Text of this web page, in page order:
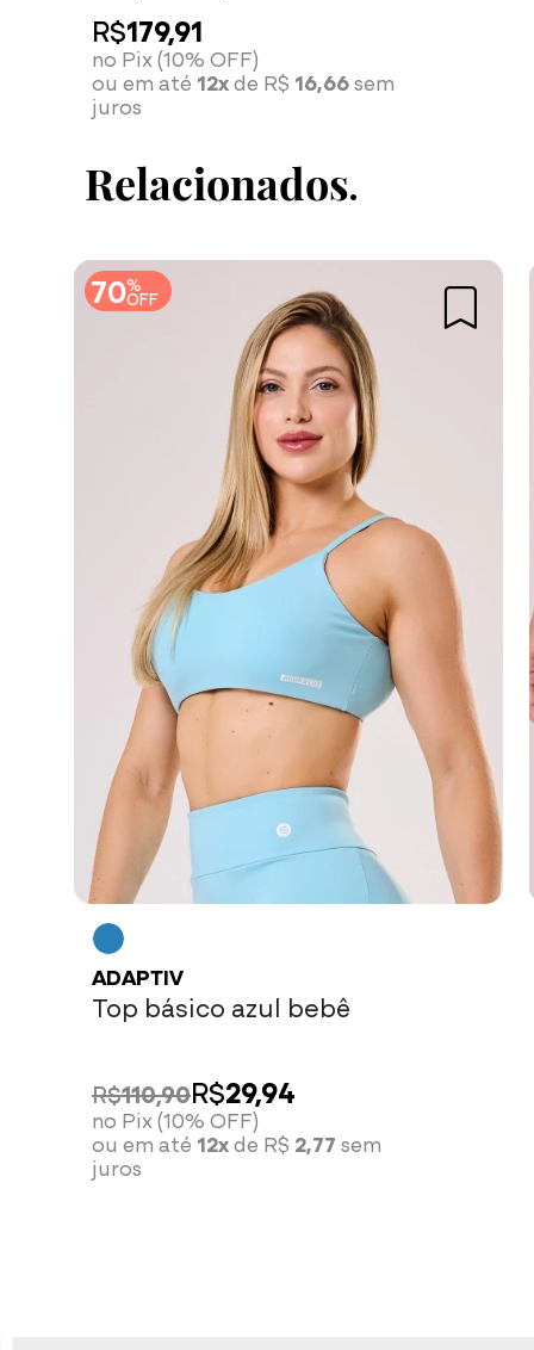
R$179,91
no Pix (10% OFF)
ou em até 12xde R$ 16,66sem
juros
Relacionados
70%
OFF
ADAPTIV
Top básico azul bebê
R$110,90R$29,94
no Pix (10% OFF)
ou em até 12xde R$ 2,77 sem
juros